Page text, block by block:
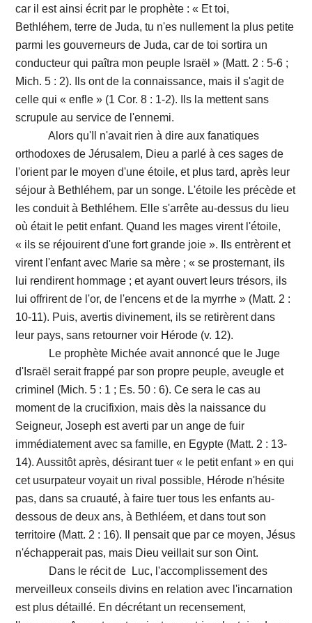
car il est ainsi écrit par le prophète : « Et toi,
Bethléhem, terre de Juda, tu n'es nullement la plus petite
parmi les gouverneurs de Juda, car de toi sortira un
conducteur qui paîtra mon peuple Israël » (Matt. 2 : 5-6 ;
Mich. 5 : 2). Ils ont de la connaissance, mais il s'agit de
celle qui « enfle » (1 Cor. 8 : 1-2). Ils la mettent sans
scrupule au service de l'ennemi.
Alors qu'Il n'avait rien à dire aux fanatiques
orthodoxes de Jérusalem, Dieu a parlé à ces sages de
l'orient par le moyen d'une étoile, et plus tard, après leur
séjour à Bethléhem, par un songe. L'étoile les précède et
les conduit à Bethléhem. Elle s'arrête au-dessus du lieu
où était le petit enfant. Quand les mages virent l'étoile,
« ils se réjouirent d'une fort grande joie ». Ils entrèrent et
virent l'enfant avec Marie sa mère ; « se prosternant, ils
lui rendirent hommage ; et ayant ouvert leurs trésors, ils
lui offrirent de l'or, de l'encens et de la myrrhe » (Matt. 2 :
10-11). Puis, avertis divinement, ils se retirèrent dans
leur pays, sans retourner voir Hérode (v. 12).
Le prophète Michée avait annoncé que le Juge
d'Israël serait frappé par son propre peuple, aveugle et
criminel (Mich. 5 : 1 ; Es. 50 : 6). Ce sera le cas au
moment de la crucifixion, mais dès la naissance du
Seigneur, Joseph est averti par un ange de fuir
immédiatement avec sa famille, en Egypte (Matt. 2 : 13-
14). Aussitôt après, désirant tuer « le petit enfant » en qui
cet usurpateur voyait un rival possible, Hérode n'hésite
pas, dans sa cruauté, à faire tuer tous les enfants au-
dessous de deux ans, à Bethléem, et dans tout son
territoire (Matt. 2 : 16). Il pensait que par ce moyen, Jésus
n'échapperait pas, mais Dieu veillait sur son Oint.
Dans le récit de Luc, l'accomplissement des
merveilleux conseils divins en relation avec l'incarnation
est plus détaillé. En décrétant un recensement,